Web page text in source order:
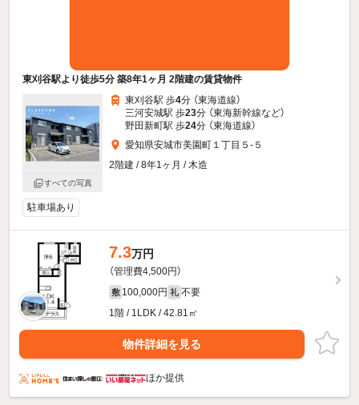
東刈谷駅より徒歩5分 築8年1ヶ月 2階建の賃貸物件
すべての写真
東刈谷駅 歩4分 （東海道線）
三河安城駅 歩23分 （東海新幹線など）
野田新町駅 歩24分 （東海道線）
愛知県安城市美園町１丁目５-５
2階建 / 8年1ヶ月 / 木造
駐車場あり
7.3万円
（管理費4,500円）
敷 100,000円 礼 不要
1階 / 1LDK / 42.81㎡
物件詳細を見る
ほか提供